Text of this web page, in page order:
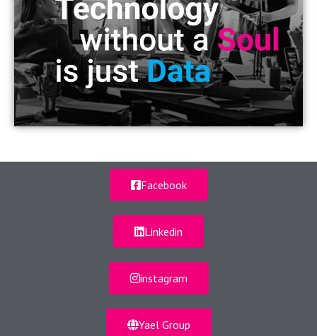
Facebook
Linkedin
instagram
Yael Group